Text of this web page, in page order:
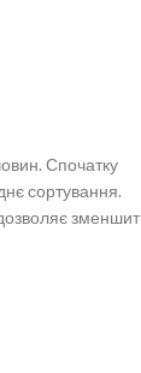
Спочатку
сортування.